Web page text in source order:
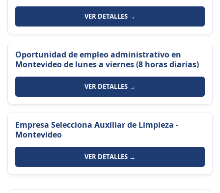
VER DETALLES →
Oportunidad de empleo administrativo en
Montevideo de lunes a viernes (8 horas diarias)
VER DETALLES →
Empresa Selecciona Auxiliar de Limpieza -
Montevideo
VER DETALLES →